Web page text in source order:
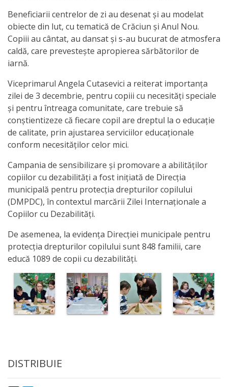
Invitații
de
participare
de
achiziții
Anticorupție
Știri
și
Evenimente
și
regulamente
Legislație
internațională
Acte
Beneficiarii centrelor de zi au desenat și au modelat
obiecte din lut, cu tematică de Crăciun și Anul Nou.
Copiii au cântat, au dansat și s-au bucurat de atmosfera
caldă, care prevestește apropierea sărbătorilor de
iarnă.
Viceprimarul Angela Cutasevici a reiterat importanța
zilei de 3 decembrie, pentru copiii cu necesități speciale
și pentru întreaga comunitate, care trebuie să
conștientizeze că fiecare copil are dreptul la o educație
de calitate, prin ajustarea serviciilor educaționale
conform necesităților celor mici.
Campania de sensibilizare și promovare a abilităților
copiilor cu dezabilități a fost inițiată de Direcția
municipală pentru protecția drepturilor copilului
(DMPDC), în contextul marcării Zilei Internaționale a
Copiilor cu Dezabilități.
De asemenea, la evidenţa Direcţiei municipale pentru
protecţia drepturilor copilului sunt 848 familii, care
educă 1089 de copii cu dezabilităţi.
DISTRIBUIE